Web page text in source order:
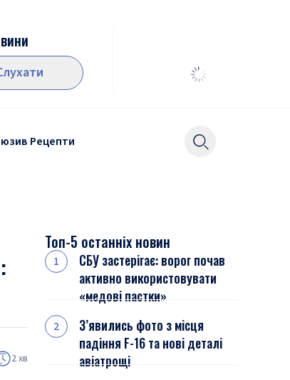
Рецепти
2 хв
Топ-5 останніх новин
СБУ застерігає: ворог почав
активно використовувати
«медові пастки»
З’явились фото з місця
падіння F-16 та нові деталі
авіатрощі